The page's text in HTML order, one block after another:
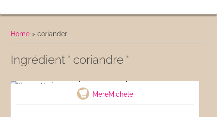
Home »coriander
Ingrédient " coriandre "
MereMichele